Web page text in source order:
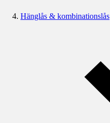
Hänglås & kombinationslås